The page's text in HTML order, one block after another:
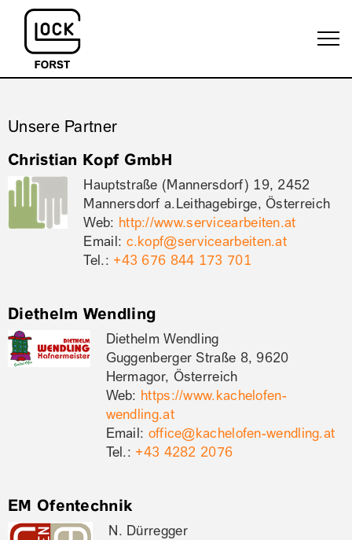
Unsere Partner
Christian Kopf GmbH
Hauptstraße (Mannersdorf) 19, 2452
Mannersdorf a.Leithagebirge, Österreich
Web: http://www.servicearbeiten.at
Email: c.kopf@servicearbeiten.at
Tel.: +43 676 844 173 701
Diethelm Wendling
Diethelm Wendling
Guggenberger Straße 8, 9620
Hermagor, Österreich
Web: https://www.kachelofen-
wendling.at
Email: office@kachelofen-wendling.at
Tel.: +43 4282 2076
EM Ofentechnik
N. Dürregger